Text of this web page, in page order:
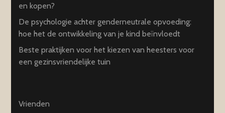
en kopen?
De psychologie achter genderneutrale opvoeding:
hoe het de ontwikkeling van je kind beïnvloedt
Beste praktijken voor het kiezen van heesters voor
een gezinsvriendelijke tuin
Vrienden